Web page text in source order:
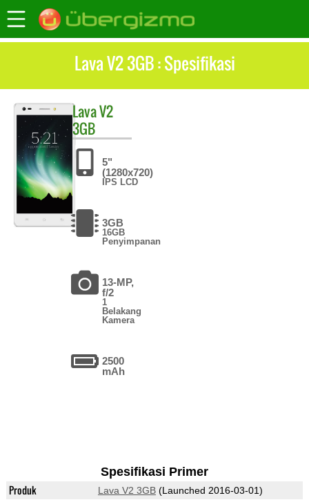
Lava V2 3GB : Spesifikasi
LavaV2
3GB
5"
(1280x720)
IPS LCD
3GB
16GB
Penyimpanan
13-MP,
f/2
1
Belakang
Kamera
2500
mAh
Spesifikasi Primer
Produk Lava V2 3GB(Launched 2016-03-01)